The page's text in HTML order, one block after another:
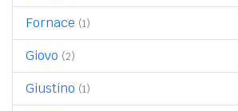
Fornace (1)
Giovo (2)
Giustino (1)